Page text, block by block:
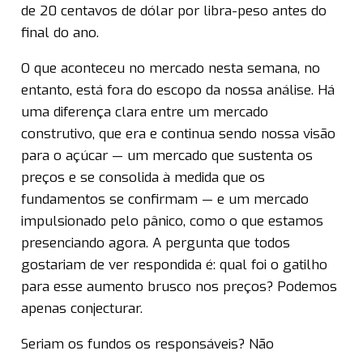
de 20 centavos de dólar por libra-peso antes do
final do ano.
O que aconteceu no mercado nesta semana, no
entanto, está fora do escopo da nossa análise. Há
uma diferença clara entre um mercado
construtivo, que era e continua sendo nossa visão
para o açúcar — um mercado que sustenta os
preços e se consolida à medida que os
fundamentos se confirmam — e um mercado
impulsionado pelo pânico, como o que estamos
presenciando agora. A pergunta que todos
gostariam de ver respondida é: qual foi o gatilho
para esse aumento brusco nos preços? Podemos
apenas conjecturar.
Seriam os fundos os responsáveis? Não